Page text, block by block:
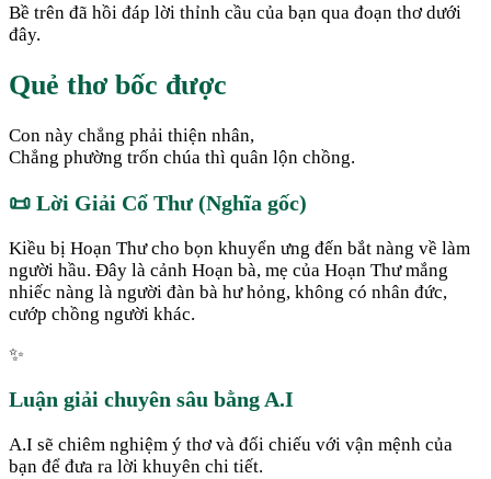
Bề trên đã hồi đáp lời thỉnh cầu của bạn qua đoạn thơ dưới
đây.
Quẻ thơ bốc được
Con này chẳng phải thiện nhân,
Chẳng phường trốn chúa thì quân lộn chồng.
📜 Lời Giải Cổ Thư (Nghĩa gốc)
Kiều bị Hoạn Thư cho bọn khuyển ưng đến bắt nàng về làm
người hầu. Đây là cảnh Hoạn bà, mẹ của Hoạn Thư mắng
nhiếc nàng là người đàn bà hư hỏng, không có nhân đức,
cướp chồng người khác.
✨
Luận giải chuyên sâu bằng A.I
A.I sẽ chiêm nghiệm ý thơ và đối chiếu với vận mệnh của
bạn để đưa ra lời khuyên chi tiết.